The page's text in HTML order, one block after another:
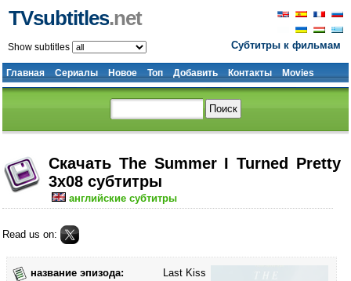
Субтитры к фильмам
TVsubtitles.net
Главная Сериалы Новое Топ Добавить Контакты Movies
Show subtitles
Скачать The Summer I Turned Pretty
3x08 субтитры
английские субтитры
Read us on:
название эпизода: Last Kiss